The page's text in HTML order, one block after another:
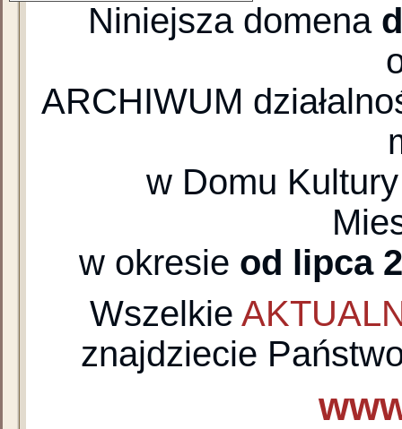
Niniejsza domena
ARCHIWUM
w Domu
w okresie od lipca
Wszelkie
znajdziecie